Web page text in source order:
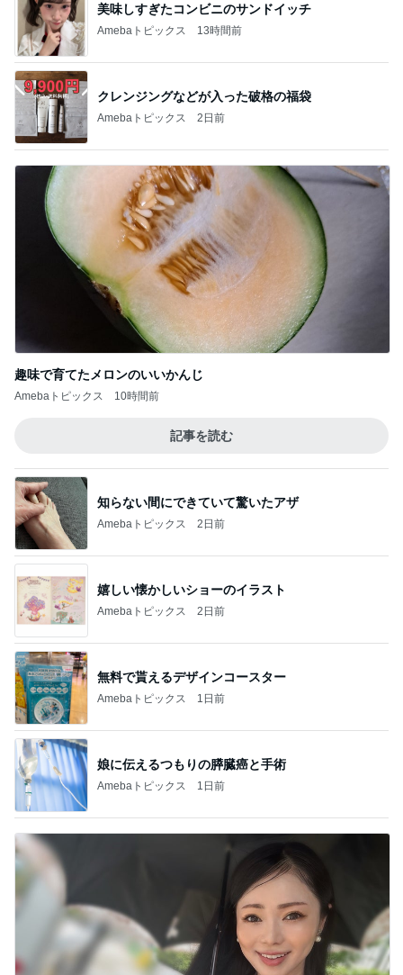
美味しすぎたコンビニのサンドイッチ
Amebaトピックス 13時間前
クレンジングなどが入った破格の福袋
Amebaトピックス 2日前
趣味で育てたメロンのいいかんじ
Amebaトピックス 10時間前
記事を読む
知らない間にできていて驚いたアザ
Amebaトピックス 2日前
嬉しい懐かしいショーのイラスト
Amebaトピックス 2日前
無料で貰えるデザインコースター
Amebaトピックス 1日前
娘に伝えるつもりの膵臓癌と手術
Amebaトピックス 1日前